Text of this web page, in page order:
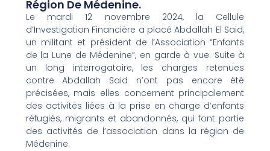
Région De Médenine.
Le mardi 12 novembre 2024, la Cellule
d’Investigation Financière a placé Abdallah El Said,
un militant et président de l’Association “Enfants
de la Lune de Médenine”, en garde à vue. Suite à
un long interrogatoire, les charges retenues
contre Abdallah Said n’ont pas encore été
précisées, mais elles concernent principalement
des activités liées à la prise en charge d’enfants
réfugiés, migrants et abandonnés, qui font partie
des activités de l’association dans la région de
Médenine.